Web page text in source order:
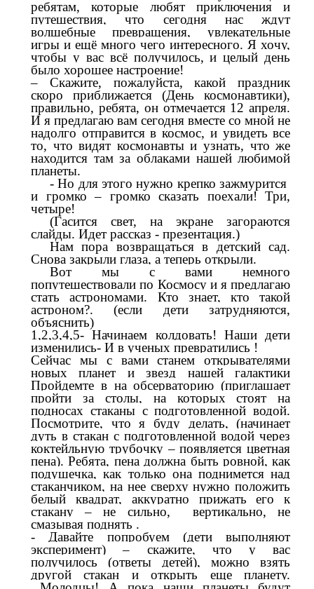
ребятам, которые любят приключения и
путешествия, что сегодня насждут
волшебные превращения, увлекательные
игры и ещё много чего интересного. Я хочу,
чтобы у вас всё получилось, и целый день
было хорошее настроение!
– Скажите, пожалуйста, какой праздник
скоро приближается (День космонавтики),
правильно, ребята, он отмечается 12 апреля.
И я предлагаю вам сегодня вместе со мной не
надолго отправится в космос, и увидеть все
то, что видят космонавты и узнать, что же
находится там за облаками нашей любимой
планеты.
- Но для этого нужно крепко зажмурится
и громко – громко сказать поехали! Три,
четыре!
(Гасится свет, на экране загораются
слайды. Идет рассказ - презентация.)
Нам пора возвращаться в детский сад.
Снова закрыли глаза, а теперь открыли.
Вот мы с вами немного
попутешествовали по Космосу и я предлагаю
стать астрономами. Кто знает, кто такой
астроном?. (если дети затрудняются,
объяснить)
1,2,3,4,5- Начинаем колдовать! Наши дети
изменились- И в ученых превратились !
Сейчас мы с вами станем открывателями
новых планет и звезд нашей галактики
Пройдемте в на обсерваторию (приглашает
пройти за столы, на которых стоят на
подносах стаканы с подготовленной водой.
Посмотрите, что я буду делать, (начинает
дуть в стакан с подготовленной водой через
коктейльную трубочку – появляется цветная
пена). Ребята, пена должна быть ровной, как
подушечка, как только она поднимется над
стаканчиком, на нее сверху нужно положить
белый квадрат, аккуратно прижать его к
стакану – не сильно, вертикально, не
смазывая поднять .
- Давайте попробуем (дети выполняют
эксперимент) – скажите, что у вас
получилось (ответы детей), можно взять
другой стакан и открыть еще планету.